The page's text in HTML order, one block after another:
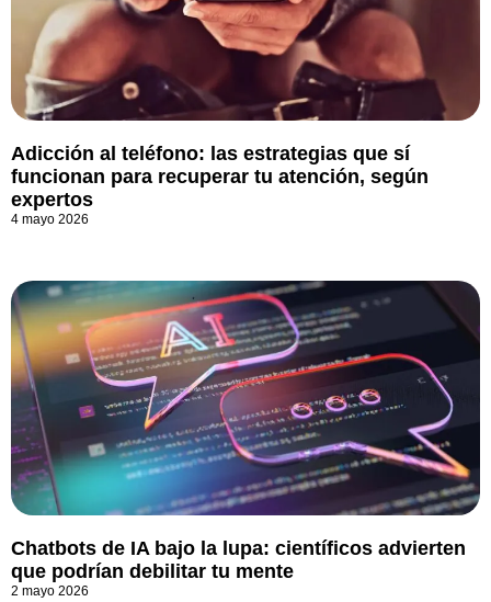
Adicción al teléfono: las estrategias que sí
funcionan para recuperar tu atención, según
expertos
4 mayo 2026
Chatbots de IA bajo la lupa: científicos advierten
que podrían debilitar tu mente
2 mayo 2026